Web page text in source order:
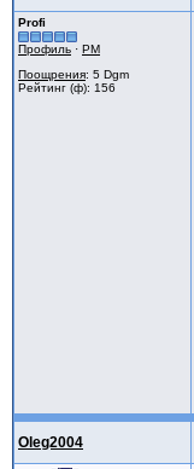
Profi
Профиль · PM
Поощрения: 5 Dgm
Рейтинг (ф): 156
Oleg2004